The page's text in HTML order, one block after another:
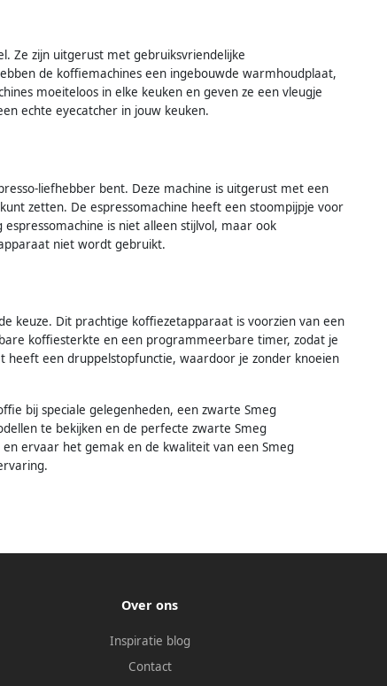
Ze zijn uitgerust met gebruiksvriendelijke
de koffiemachines een ingebouwde warmhoudplaat,
moeiteloos in elke keuken en geven ze een vleugje
echte eyecatcher in jouw keuken.
liefhebber bent. Deze machine is uitgerust met een
zetten. De espressomachine heeft een stoompijpje voor
is niet alleen stijlvol, maar ook
niet wordt gebruikt.
keuze. Dit prachtige koffiezetapparaat is voorzien van een
koffiesterkte en een programmeerbare timer, zodat je
een druppelstopfunctie, waardoor je zonder knoeien
bij speciale gelegenheden, een zwarte Smeg
te bekijken en de perfecte zwarte Smeg
ervaar het gemak en de kwaliteit van een Smeg
Over ons
Inspiratie blog
Contact